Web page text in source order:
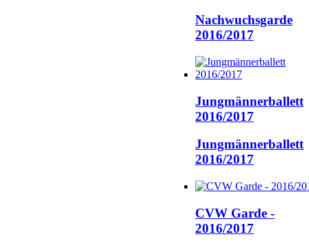
Nachwuchsgarde
2016/2017
Jungmännerballett
2016/2017
Jungmännerballett
2016/2017
CVW Garde -
2016/2017